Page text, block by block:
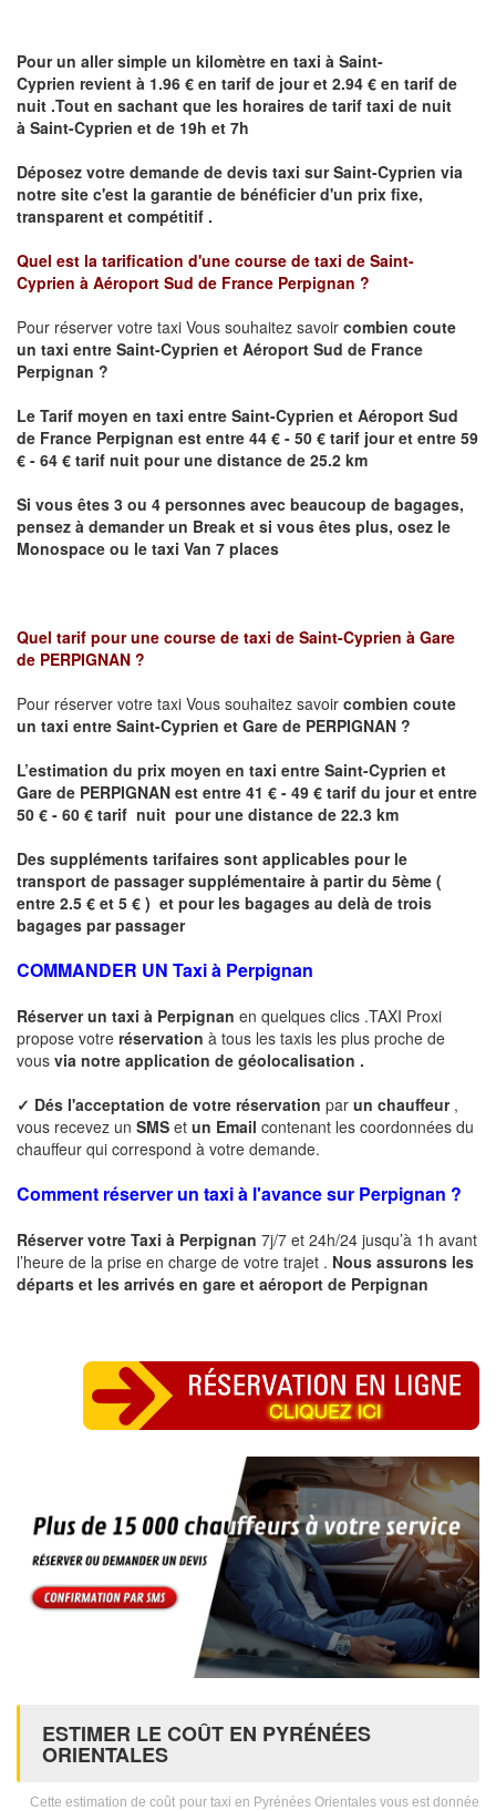
Pour un aller simple un kilomètre en taxi à Saint-
Cyprien revient à 1.96 € en tarif de jour et 2.94 € en tarif de
nuit .Tout en sachant que les horaires de tarif taxi de nuit
à Saint-Cyprien et de 19h et 7h
Déposez votre demande de devis taxi surSaint-Cyprien via
notre site c'est la garantie de bénéficier d'un prix fixe,
transparent et compétitif .
Quel est la tarification d'une course de taxi de Saint-
Cyprien à Aéroport Sud de France Perpignan ?
Pour réserver votre taxi Vous souhaitez savoir combien coute
un taxi entre Saint-Cyprien et Aéroport Sud de France
Perpignan ?
Le Tarif moyen en taxi entre Saint-Cyprien et Aéroport Sud
de France Perpignan est entre 44 € - 50 € tarif jour et entre 59
€ - 64 € tarif nuit pour une distance de 25.2 km
Si vous êtes 3 ou 4 personnes avec beaucoup de bagages,
pensez à demander un Break et si vous êtes plus, osez le
Monospace ou le taxi Van 7 places
Quel tarif pour une course de taxi de Saint-Cyprien à Gare
de PERPIGNAN ?
Pour réserver votre taxi Vous souhaitez savoir combien coute
un taxi entre Saint-Cyprien et Gare de PERPIGNAN ?
L’estimation du prix moyen en taxi entre Saint-Cyprien et
Gare de PERPIGNAN est entre 41 € - 49 € tarif du jour et entre
50 € - 60 € tarif nuit pour une distance de 22.3 km
Des suppléments tarifaires sont applicables pour le
transport de passager supplémentaire à partir du 5ème (
entre 2.5 € et 5 € ) et pour les bagages au delà de trois
bagages par passager
COMMANDER UN Taxi à Perpignan
Réserver un taxi à Perpignan en quelques clics .TAXI Proxi
propose votre réservation à tous les taxis les plus proche de
vous via notre application de géolocalisation .
✓ Dés l'acceptation de votre réservation par un chauffeur ,
vous recevez un SMS et un Email contenant les coordonnées du
chauffeur qui correspond à votre demande.
Comment réserver un taxi à l'avance sur Perpignan ?
Réserver votre Taxi à Perpignan 7j/7 et 24h/24 jusqu’à 1h avant
l’heure de la prise en charge de votre trajet . Nous assurons les
départs et les arrivés en gare et aéroport de Perpignan
ESTIMER LE COÛT EN PYRÉNÉES
ORIENTALES
Cette estimation de coût pour taxi en Pyrénées Orientales vous est donnée